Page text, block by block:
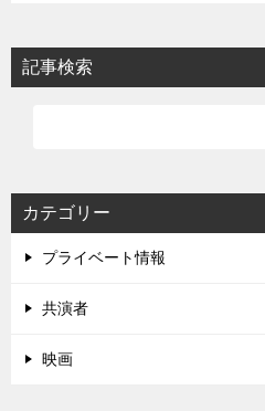
記事検索
カテゴリー
プライベート情報
共演者
映画